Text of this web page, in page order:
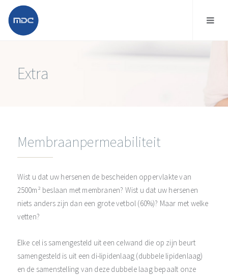
Extra
Membraanpermeabiliteit
Wist u dat uw hersenen de bescheiden oppervlakte van
2500m² beslaan met membranen? Wist u dat uw hersenen
niets anders zijn dan een grote vetbol (60%)? Maar met welke
vetten?
Elke cel is samengesteld uit een celwand die op zijn beurt
samengesteld is uit een di-lipidenlaag (dubbele lipidenlaag)
en de samenstelling van deze dubbele laag bepaalt onze